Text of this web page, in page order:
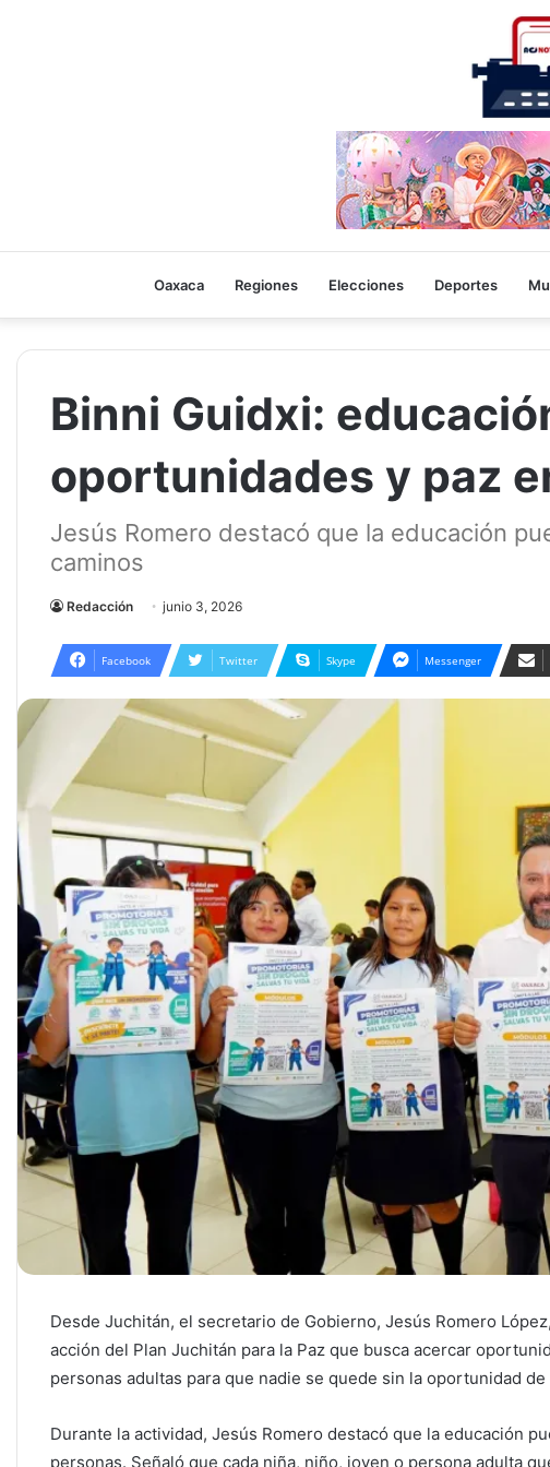
Oaxaca Regiones Elecciones Deportes
Binni Guidxi:
oportunidades y paz
Jesús Romero destacó que la educación
caminos
Redacción junio 3, 2026
Facebook Twitter Skype Messenger
Desde Juchitán, el secretario de Gobierno, Jesús Romero
acción del Plan Juchitán para la Paz que busca acercar
personas adultas para que nadie se quede sin la oportunidad de
Durante la actividad, Jesús Romero destacó que la educación
personas. Señaló que cada niña, niño, joven o persona adulta